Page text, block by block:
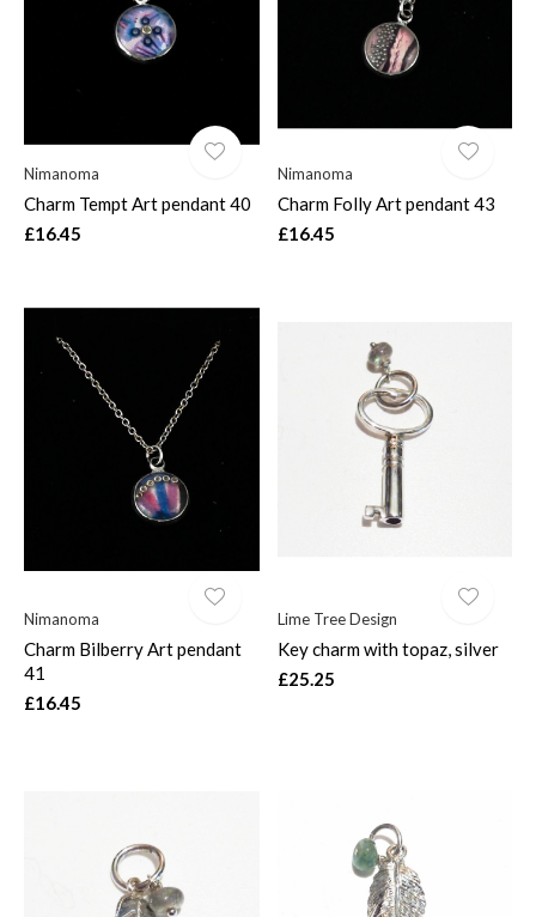
Nimanoma
Charm Tempt Art pendant 40
£16.45
Nimanoma
Charm Folly Art pendant 43
£16.45
Nimanoma
Charm Bilberry Art pendant
41
£16.45
Lime Tree Design
Key charm with topaz, silver
£25.25